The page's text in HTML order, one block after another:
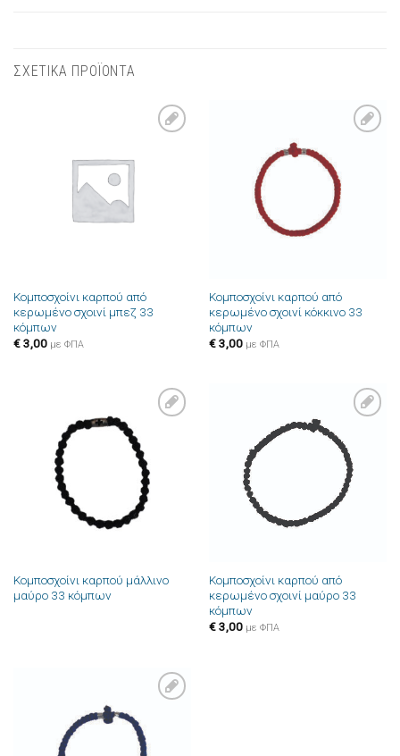
ΣΧΕΤΙΚΑ ΠΡΟΪΟΝΤΑ
στην λίστα
Κομποσχοίνι καρπού από
κερωμένο σχοινί μπεζ 33
κόμπων
€3,00 με ΦΠΑ
στην λίστα
επιθυμιών
Κομποσχοίνι καρπού από
κερωμένο σχοινί κόκκινο 33
κόμπων
€3,00 με ΦΠΑ
Πρόσθήκη
στην λίστα
επιθυμιών
Κομποσχοίνι καρπού μάλλινο
μαύρο 33 κόμπων
Πρόσθήκη
στην λίστα
επιθυμιών
Κομποσχοίνι καρπού από
κερωμένο σχοινί μαύρο 33
κόμπων
€3,00 με ΦΠΑ
στην λίστα
επιθυμιών